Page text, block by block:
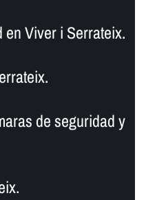
en Viver i Serrateix.
de seguridad y